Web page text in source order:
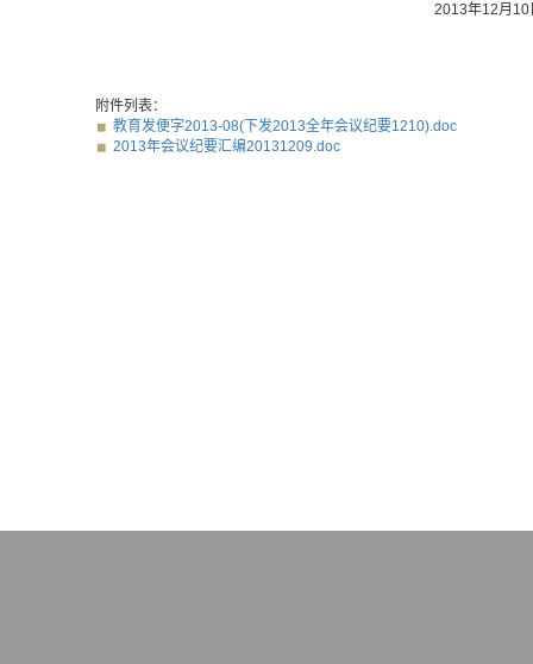
2013年12月 10
附件列表：
教育发便字2013-08(下发2013全年会议纪要1210).doc
2013年会议纪要汇编20131209.doc